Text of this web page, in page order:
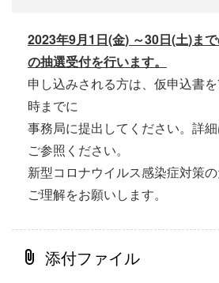
2023年9月1 日(金) ～30日(土)ま
の抽選受付を行います。
申し込みされる方は、仮申込書
時までに
事務局に提出してください。詳
ご参照ください。
新型コロナウイルス感染症対策
ご理解をお願いします。
添付ファイル